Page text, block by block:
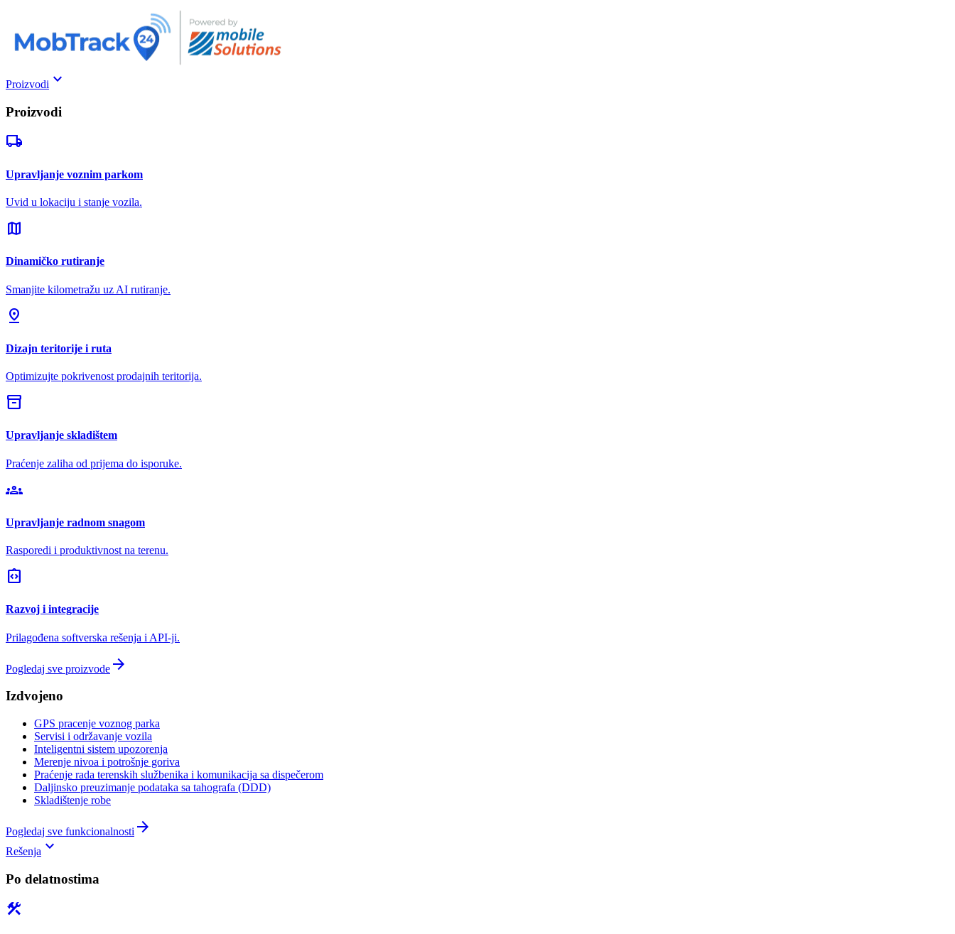
Proizvodi keyboard_arrow_down
Proizvodi
local_shipping
Upravljanje voznim parkom
Uvid u lokaciju i stanje vozila.
map
Dinamičko rutiranje
Smanjite kilometražu uz AI rutiranje.
pin_drop
Dizajn teritorije i ruta
Optimizujte pokrivenost prodajnih teritorija.
inventory_2
Upravljanje skladištem
Praćenje zaliha od prijema do isporuke.
groups
Upravljanje radnom snagom
Rasporedi i produktivnost na terenu.
integration_instructions
Razvoj i integracije
Prilagođena softverska rešenja i API-ji.
Pogledaj sve proizvode arrow_forward
Izdvojeno
GPS pracenje voznog parka
Servisi i održavanje vozila
Inteligentni sistem upozorenja
Merenje nivoa i potrošnje goriva
Praćenje rada terenskih službenika i komunikacija sa dispečerom
Daljinsko preuzimanje podataka sa tahografa (DDD)
Skladištenje robe
Pogledaj sve funkcionalnosti arrow_forward
Rešenja keyboard_arrow_down
Po delatnostima
construction